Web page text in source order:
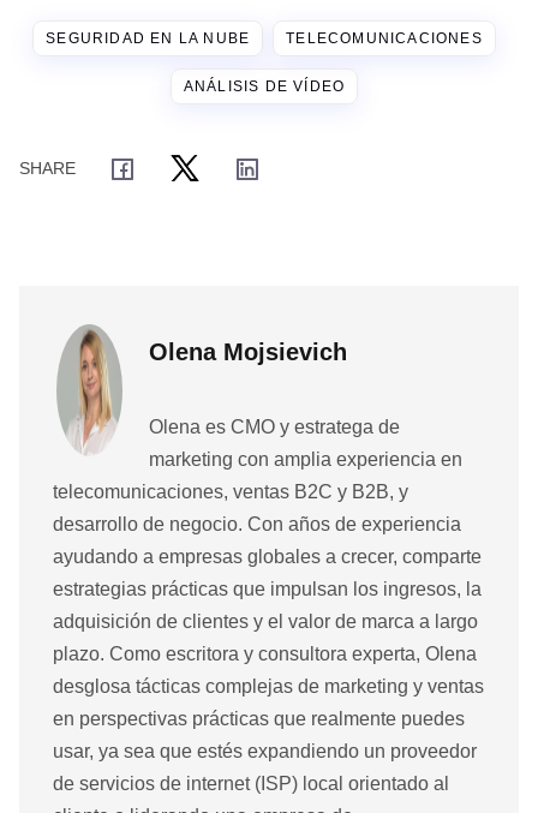
SEGURIDAD EN LA NUBE TELECOMUNICACIONES
ANÁLISIS DE VÍDEO
Olena Mojsievich
Olena es CMO y estratega de
marketing con amplia experiencia en
telecomunicaciones, ventas B2C y B2B, y
desarrollo de negocio. Con años de experiencia
ayudando a empresas globales a crecer, comparte
estrategias prácticas que impulsan los ingresos, la
adquisición de clientes y el valor de marca a largo
plazo. Como escritora y consultora experta, Olena
desglosa tácticas complejas de marketing y ventas
en perspectivas prácticas que realmente puedes
usar, ya sea que estés expandiendo un proveedor
de servicios de internet (ISP) local orientado al